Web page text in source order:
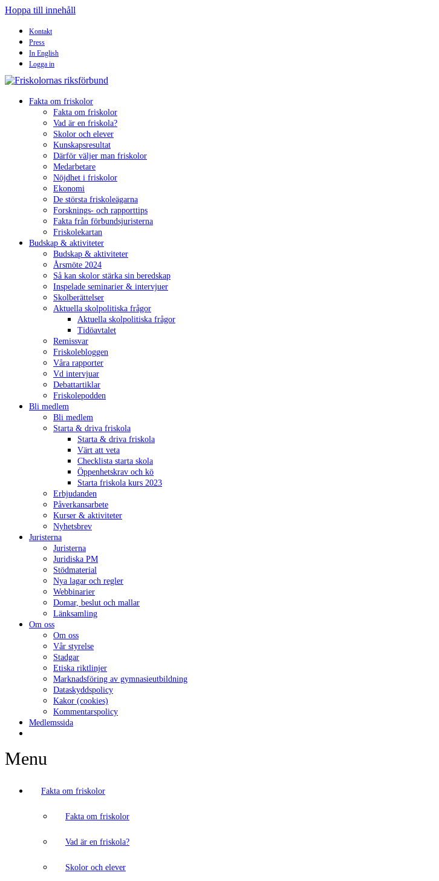
Hoppa till innehåll
Kontakt
Press
In English
Logga in
Fakta om friskolor
Fakta om friskolor
Vad är en friskola?
Skolor och elever
Kunskapsresultat
Därför väljer man friskolor
Medarbetare
Nöjdhet i friskolor
Ekonomi
De största friskoleägarna
Forsknings- och rapporttips
Fakta från förbundsjuristerna
Friskolekartan
Budskap & aktiviteter
Budskap & aktiviteter
Årsmöte 2024
Så kan skolor stärka sin beredskap
Inspelade seminarier & intervjuer
Skolberättelser
Aktuella skolpolitiska frågor
Aktuella skolpolitiska frågor
Tidöavtalet
Remissvar
Friskolebloggen
Våra rapporter
Vd intervjuar
Debattartiklar
Friskolepodden
Bli medlem
Bli medlem
Starta & driva friskola
Starta & driva friskola
Värt att veta
Checklista starta skola
Öppenhetskrav och kö
Starta friskola kurs 2023
Erbjudanden
Påverkansarbete
Kurser & aktiviteter
Nyhetsbrev
Juristerna
Juristerna
Juridiska PM
Stödmaterial
Nya lagar och regler
Webbinarier
Domar, beslut och mallar
Länksamling
Om oss
Om oss
Vår styrelse
Stadgar
Etiska riktlinjer
Marknadsföring av gymnasieutbildning
Dataskyddspolicy
Kakor (cookies)
Kommentarspolicy
Medlemssida
Menu
Fakta om friskolor
Fakta om friskolor
Vad är en friskola?
Skolor och elever